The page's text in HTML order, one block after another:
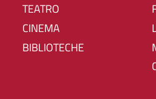
TEATRO
CINEMA
BIBLIOTECHE